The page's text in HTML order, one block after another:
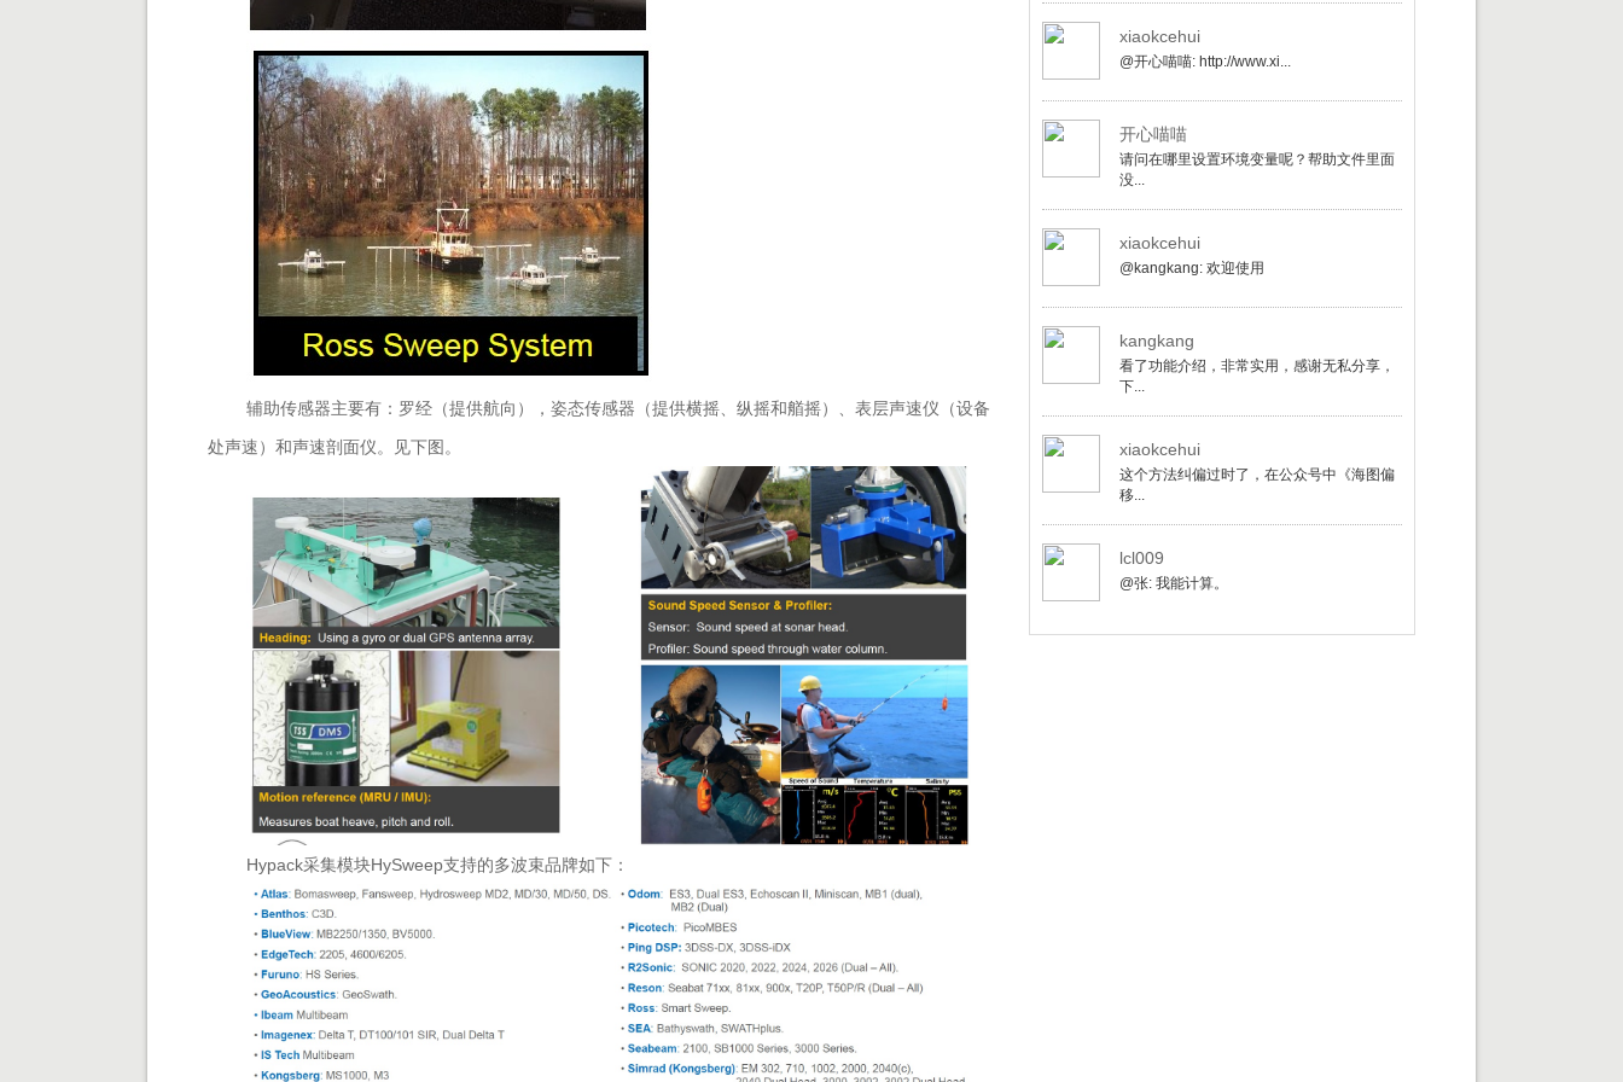
辅助传感器主要有：罗经（提供航向），姿态传感器（提供横摇、纵摇和艏摇）、表层声速仪（设备
处声速）和声速剖面仪。见下图。
Hypack采集模块HySweep支持的多波束品牌如下：
xiaokcehui
@开心喵喵: http://www.xi...
开心喵喵
请问在哪里设置环境变量呢？帮助文件里面
没...
xiaokcehui
@kangkang: 欢迎使用
kangkang
看了功能介绍，非常实用，感谢无私分享，
下...
xiaokcehui
这个方法纠偏过时了，在公众号中《海图偏
移...
lcl009
@张: 我能计算。